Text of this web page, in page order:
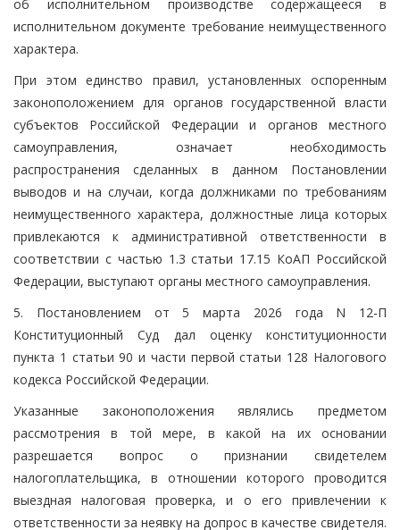
об исполнительном производстве содержащееся в
исполнительном документе требование неимущественного
характера.
При этом единство правил, установленных оспоренным
законоположением для органов государственной власти
субъектов Российской Федерации и органов местного
самоуправления, означает необходимость
распространения сделанных в данном Постановлении
выводов и на случаи, когда должниками по требованиям
неимущественного характера, должностные лица которых
привлекаются к административной ответственности в
соответствии с частью 1.3 статьи 17.15 КоАП Российской
Федерации, выступают органы местного самоуправления.
5. Постановлением от 5 марта 2026 года N 12-П
Конституционный Суд дал оценку конституционности
пункта 1 статьи 90 и части первой статьи 128 Налогового
кодекса Российской Федерации.
Указанные законоположения являлись предметом
рассмотрения в той мере, в какой на их основании
разрешается вопрос о признании свидетелем
налогоплательщика, в отношении которого проводится
выездная налоговая проверка, и о его привлечении к
ответственности за неявку на допрос в качестве свидетеля.